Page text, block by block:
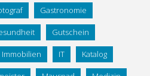
Gastronomie
Gutschein
Immobilien IT Katalog